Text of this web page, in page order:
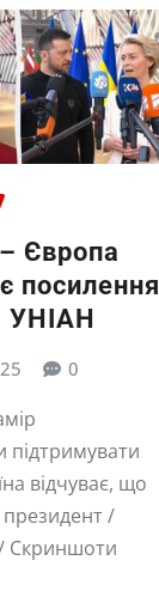
Європа
посилення
УНІАН
0
підтримувати
відчуває, що
/
Скриншоти